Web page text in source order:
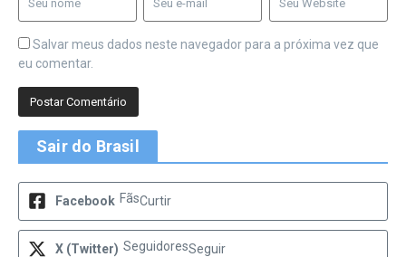
Salvar meus dados neste navegador para a próxima vez que
eu comentar.
Sair do Brasil
Facebook FãsCurtir
X (Twitter) SeguidoresSeguir